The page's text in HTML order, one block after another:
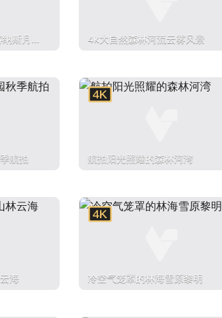
斯月亮
4k大自然森林河流云雾风景
航拍 航拍阳光照耀的森林河湾
海 冷空气笼罩的林海雪原黎明